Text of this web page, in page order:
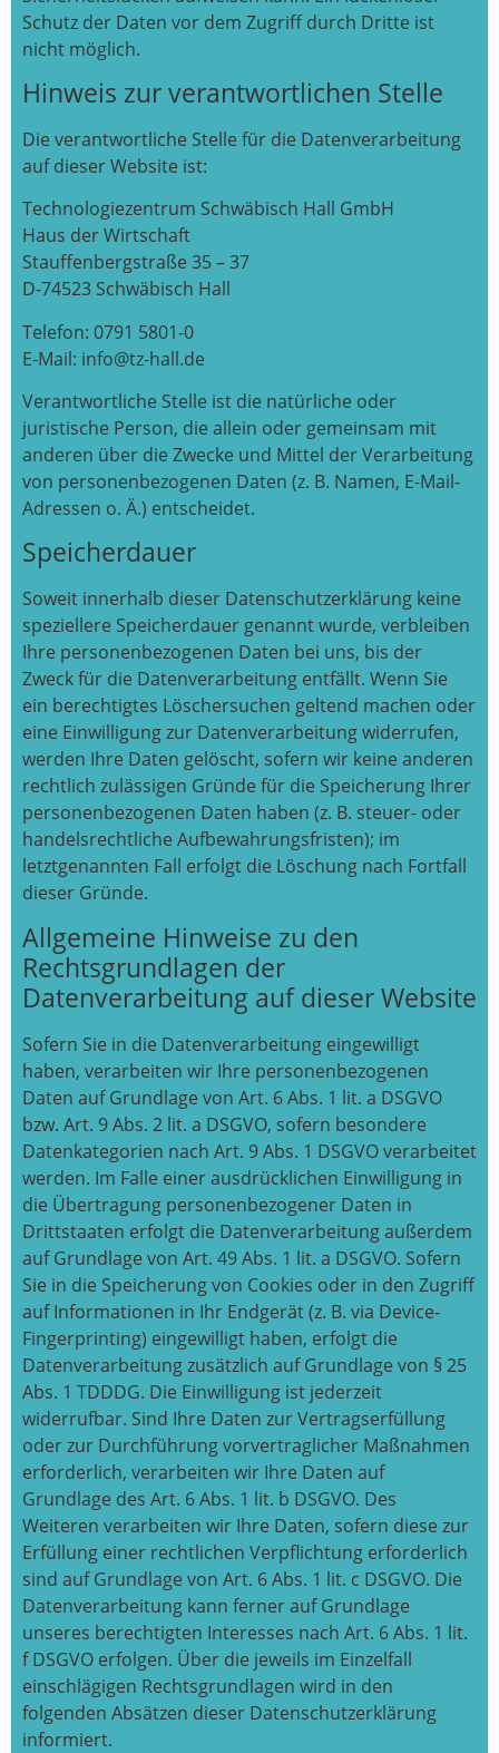
Schutz der Daten vor dem Zugriff durch Dritte ist
nicht möglich.
Hinweis zur verantwortlichen Stelle
Die verantwortliche Stelle für die Datenverarbeitung
auf dieser Website ist:
Technologiezentrum Schwäbisch Hall GmbH
Haus der Wirtschaft
Stauffenbergstraße 35 – 37
D-74523 Schwäbisch Hall
Telefon: 0791 5801-0
E-Mail: info@tz-hall.de
Verantwortliche Stelle ist die natürliche oder
juristische Person, die allein oder gemeinsam mit
anderen über die Zwecke und Mittel der Verarbeitung
von personenbezogenen Daten (z. B. Namen, E-Mail-
Adressen o. Ä.) entscheidet.
Speicherdauer
Soweit innerhalb dieser Datenschutzerklärung keine
speziellere Speicherdauer genannt wurde, verbleiben
Ihre personenbezogenen Daten bei uns, bis der
Zweck für die Datenverarbeitung entfällt. Wenn Sie
ein berechtigtes Löschersuchen geltend machen oder
eine Einwilligung zur Datenverarbeitung widerrufen,
werden Ihre Daten gelöscht, sofern wir keine anderen
rechtlich zulässigen Gründe für die Speicherung Ihrer
personenbezogenen Daten haben (z. B. steuer- oder
handelsrechtliche Aufbewahrungsfristen); im
letztgenannten Fall erfolgt die Löschung nach Fortfall
dieser Gründe.
Allgemeine Hinweise zu den
Rechtsgrundlagen der
Datenverarbeitung auf dieser Website
Sofern Sie in die Datenverarbeitung eingewilligt
haben, verarbeiten wir Ihre personenbezogenen
Daten auf Grundlage von Art. 6 Abs. 1 lit. a DSGVO
bzw. Art. 9 Abs. 2 lit. a DSGVO, sofern besondere
Datenkategorien nach Art. 9 Abs. 1 DSGVO verarbeitet
werden. Im Falle einer ausdrücklichen Einwilligung in
die Übertragung personenbezogener Daten in
Drittstaaten erfolgt die Datenverarbeitung außerdem
auf Grundlage von Art. 49 Abs. 1 lit. a DSGVO. Sofern
Sie in die Speicherung von Cookies oder in den Zugriff
auf Informationen in Ihr Endgerät (z. B. via Device-
Fingerprinting) eingewilligt haben, erfolgt die
Datenverarbeitung zusätzlich auf Grundlage von § 25
Abs. 1 TDDDG. Die Einwilligung ist jederzeit
widerrufbar. Sind Ihre Daten zur Vertragserfüllung
oder zur Durchführung vorvertraglicher Maßnahmen
erforderlich, verarbeiten wir Ihre Daten auf
Grundlage des Art. 6 Abs. 1 lit. b DSGVO. Des
Weiteren verarbeiten wir Ihre Daten, sofern diese zur
Erfüllung einer rechtlichen Verpflichtung erforderlich
sind auf Grundlage von Art. 6 Abs. 1 lit. c DSGVO. Die
Datenverarbeitung kann ferner auf Grundlage
unseres berechtigten Interesses nach Art. 6 Abs. 1 lit.
f DSGVO erfolgen. Über die jeweils im Einzelfall
einschlägigen Rechtsgrundlagen wird in den
folgenden Absätzen dieser Datenschutzerklärung
informiert.